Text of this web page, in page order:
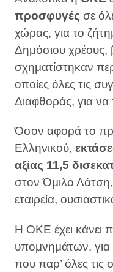
προσφυγές σε
χώρας, για το
Δημόσιου χρέους,
σχηματίστηκαν
οποίες όλες τις
Διαφθοράς, για να
Όσον αφορά το
Ελληνικού,
αξίας 11,5
στον Όμιλο
εταιρεία,
Η ΟΚΕ έχει κάνει
υπομνημάτων,
που παρ’ όλες τις